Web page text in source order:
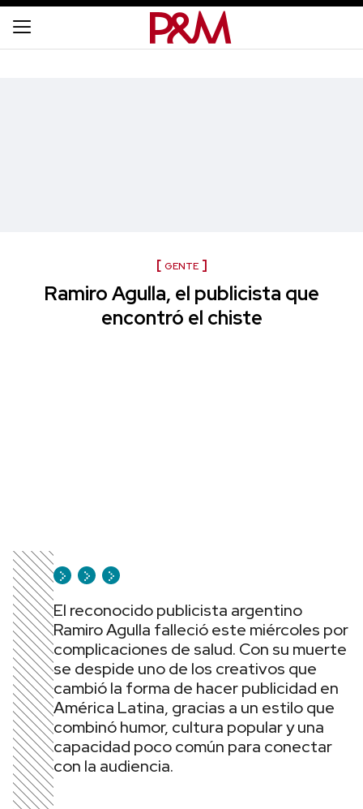
GENTE
Ramiro Agulla, el publicista que
encontró el chiste
El reconocido publicista argentino
Ramiro Agulla falleció este miércoles por
complicaciones de salud. Con su muerte
se despide uno de los creativos que
cambió la forma de hacer publicidad en
América Latina, gracias a un estilo que
combinó humor, cultura popular y una
capacidad poco común para conectar
con la audiencia.